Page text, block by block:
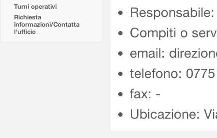
Turni operativi
Richiesta
informazioni/Contatta
l'ufficio
Compiti o
email:
telefono:
fax: -
Ubicazione: